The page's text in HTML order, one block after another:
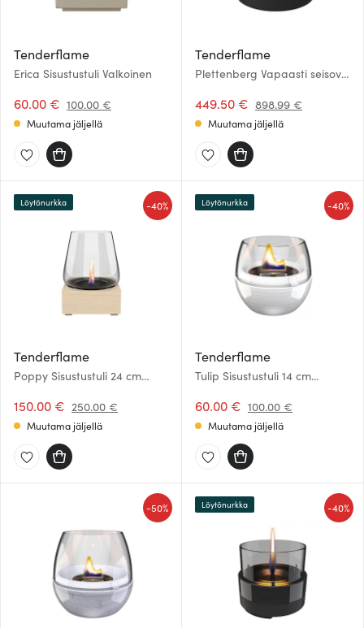
Tenderflame
Erica Sisustustuli Valkoinen
60.00 € 100.00 €
Muutama jäljellä
Tenderflame
Plettenberg Vapaasti seisova
449.50 € 898.99 €
Muutama jäljellä
Tenderflame
Poppy Sisustustuli 24 cm
150.00 € 250.00 €
-40%
Löytönurkka
Muutama jäljellä
Tenderflame
Tulip Sisustustuli 14 cm
60.00 € 100.00 €
-40%
Löytönurkka
Muutama jäljellä
-50% -40%
Löytönurkka